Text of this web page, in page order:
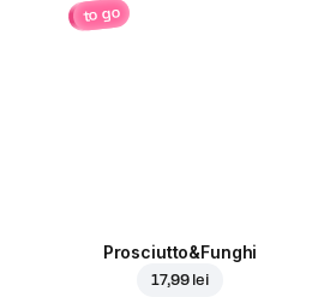
to go
Prosciutto&Funghi
17,99 lei